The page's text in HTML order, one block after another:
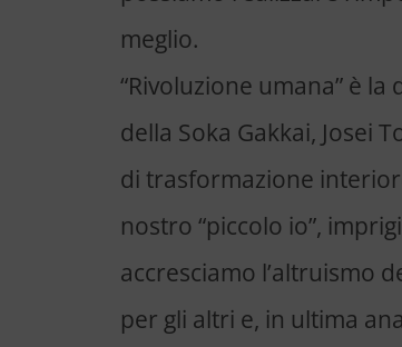
meglio.
“Rivoluzione umana” è
della Soka Gakkai, Josei
di trasformazione
nostro “piccolo io”,
accresciamo l’altruismo
per gli altri e, in ultima